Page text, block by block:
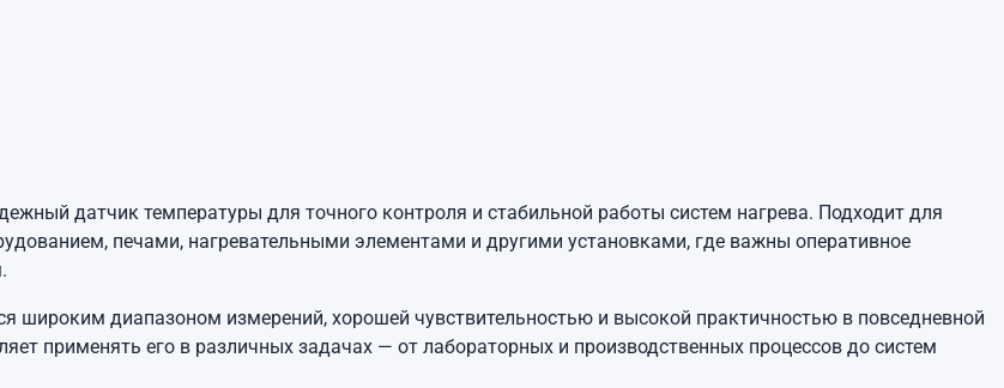
датчик температуры для точного контроля и стабильной работы систем нагрева. Подходит для
печами, нагревательными элементами и другими установками, где важны оперативное
широким диапазоном измерений, хорошей чувствительностью и высокой практичностью в повседневной
применять его в различных задачах — от лабораторных и производственных процессов до систем